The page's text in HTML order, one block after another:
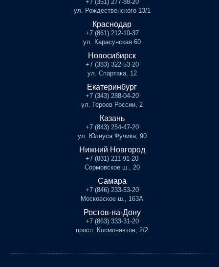
+7 (351) 277-88-20
ул. Рождественского 13/1
Краснодар
+7 (861) 212-10-37
ул. Карасунская 60
Новосибирск
+7 (383) 322-53-20
ул. Спартака, 12
Екатеринбург
+7 (343) 288-04-20
ул. Героев России, 2
Казань
+7 (843) 254-47-20
ул. Юлиуса Фучика, 90
Нижний Новгород
+7 (831) 211-91-20
Сормовское ш., 20
Самара
+7 (846) 233-53-20
Московское ш., 163А
Ростов-на-Дону
+7 (863) 333-31-20
просп. Космонавтов, 2/2